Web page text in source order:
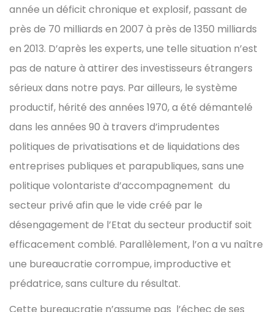
année un déficit chronique et explosif, passant de
près de 70 milliards en 2007 à près de 1350 milliards
en 2013. D’après les experts, une telle situation n’est
pas de nature à attirer des investisseurs étrangers
sérieux dans notre pays. Par ailleurs, le système
productif, hérité des années 1970, a été démantelé
dans les années 90 à travers d’imprudentes
politiques de privatisations et de liquidations des
entreprises publiques et parapubliques, sans une
politique volontariste d’accompagnement du
secteur privé afin que le vide créé par le
désengagement de l’Etat du secteur productif soit
efficacement comblé. Parallèlement, l’on a vu naître
une bureaucratie corrompue, improductive et
prédatrice, sans culture du résultat.